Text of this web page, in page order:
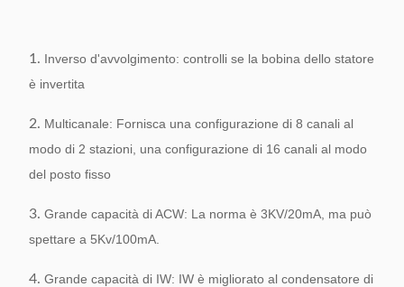
1. Inverso d'avvolgimento: controlli se la bobina dello statore
è invertita
2. Multicanale: Fornisca una configurazione di 8 canali al
modo di 2 stazioni, una configurazione di 16 canali al modo
del posto fisso
3. Grande capacità di ACW: La norma è 3KV/20mA, ma può
spettare a 5Kv/100mA.
4. Grande capacità di IW: IW è migliorato al condensatore di